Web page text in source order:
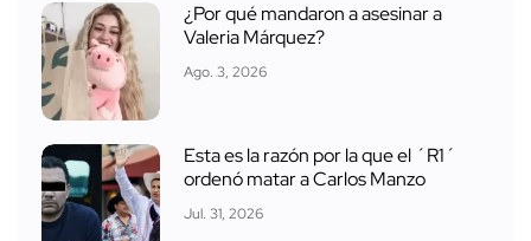
¿Por qué mandaron a asesinar a
Valeria Márquez?
Ago. 3, 2026
Esta es la razón por la que el ´R1´
ordenó matar a Carlos Manzo
Jul. 31, 2026